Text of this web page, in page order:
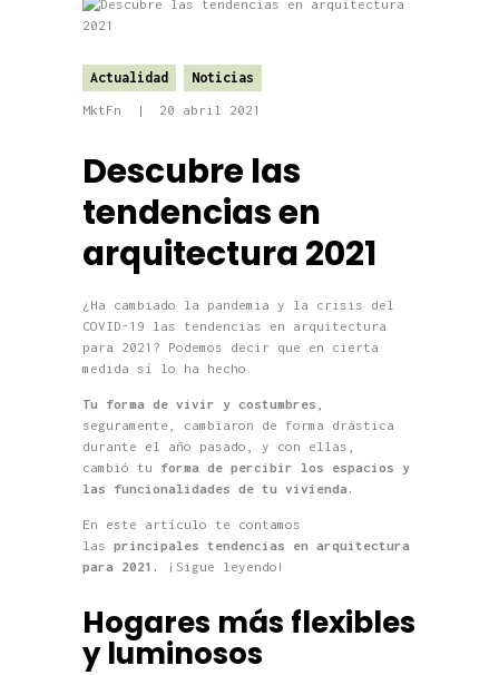
Actualidad Noticias
MktFn 20 abril 2021
Descubre las
tendencias en
arquitectura 2021
¿Ha cambiado la pandemia y la crisis del
COVID-19 las tendencias en arquitectura
para 2021? Podemos decir que en cierta
medida sí lo ha hecho.
Tu forma de vivir y costumbres
seguramente,
cambiaron de forma drástica
durante el año pasado , y con ellas,
cambió tu forma de percibir los espacios y
las funcionalidades de tu vivienda.
En este artículo te contamos
las principales tendencias en arquitectura
para 2021.
¡Sigue leyendo!
Hogares más flexibles
y luminosos